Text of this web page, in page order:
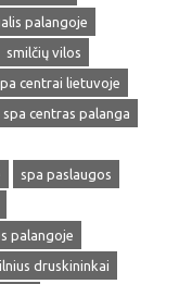
palangoje
smilčių vilos
centrai lietuvoje
spa centras palanga
spa paslaugos
palangoje
druskininkai